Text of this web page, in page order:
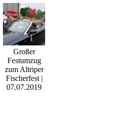
Großer
Festumzug
zum Altriper
Fischerfest |
07.07.2019